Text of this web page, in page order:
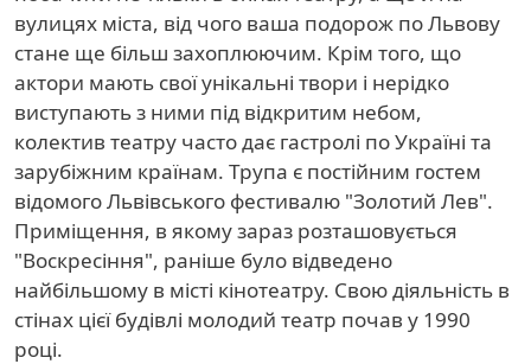
вулицях міста, від чого ваша подорож по Львову
стане ще більш захоплюючим. Крім того, що
актори мають свої унікальні твори і нерідко
виступають з ними під відкритим небом,
колектив театру часто дає гастролі по Україні та
зарубіжним країнам. Трупа є постійним гостем
відомого Львівського фестивалю "Золотий Лев".
Приміщення, в якому зараз розташовується
"Воскресіння", раніше було відведено
найбільшому в місті кінотеатру. Свою діяльність в
стінах цієї будівлі молодий театр почав у 1990
році.